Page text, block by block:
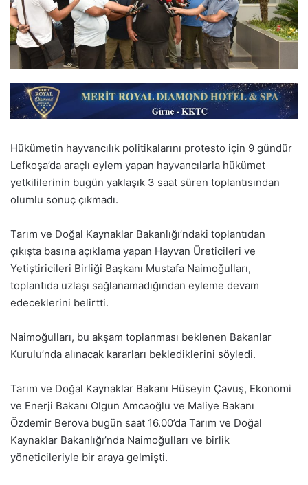
Hükümetin hayvancılık politikalarını protesto için 9 gündür
Lefkoşa’da araçlı eylem yapan hayvancılarla hükümet
yetkililerinin bugün yaklaşık 3 saat süren toplantısından
olumlu sonuç çıkmadı.
Tarım ve Doğal Kaynaklar Bakanlığı’ndaki toplantıdan
çıkışta basına açıklama yapan Hayvan Üreticileri ve
Yetiştiricileri Birliği Başkanı Mustafa Naimoğulları,
toplantıda uzlaşı sağlanamadığından eyleme devam
edeceklerini belirtti.
Naimoğulları, bu akşam toplanması beklenen Bakanlar
Kurulu’nda alınacak kararları beklediklerini söyledi.
Tarım ve Doğal Kaynaklar Bakanı Hüseyin Çavuş, Ekonomi
ve Enerji Bakanı Olgun Amcaoğlu ve Maliye Bakanı
Özdemir Berova bugün saat 16.00’da Tarım ve Doğal
Kaynaklar Bakanlığı’nda Naimoğulları ve birlik
yöneticileriyle bir araya gelmişti.